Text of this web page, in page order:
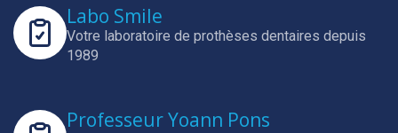
Labo Smile
Votre laboratoire de prothèses dentaires depuis
1989
Professeur Yoann Pons